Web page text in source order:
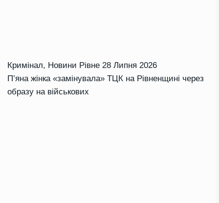
Кримінал, Новини Рівне 28 Липня 2026
П’яна жінка «замінувала» ТЦК на Рівненщині через
образу на військових